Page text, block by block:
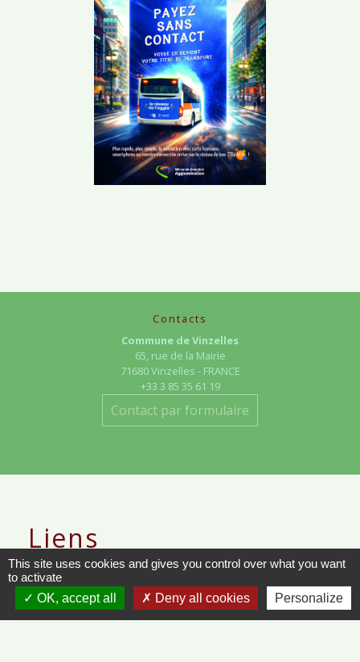
Contacts
Commune de Vinzelles
65, rue de la Mairie
71680 Vinzelles - FRANCE
+33 3 85 35 61 19
Contact par formulaire
Liens
METEO FRANCE - VINZELLES
JOURNAL DE SAÔNE-ET-LOIRE
This site uses cookies and gives you control over what you want
to activate
OK, accept all
Deny all cookies Personalize